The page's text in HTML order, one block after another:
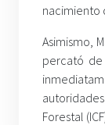
nacimiento
Asimismo,
percató de
Forestal